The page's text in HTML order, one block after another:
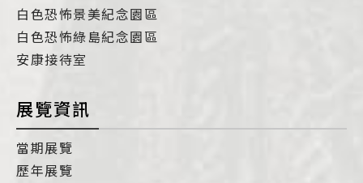
白色恐怖景美紀念園區
白色恐怖綠島紀念園區
安康接待室
展覽資訊
當期展覽
歷年展覽